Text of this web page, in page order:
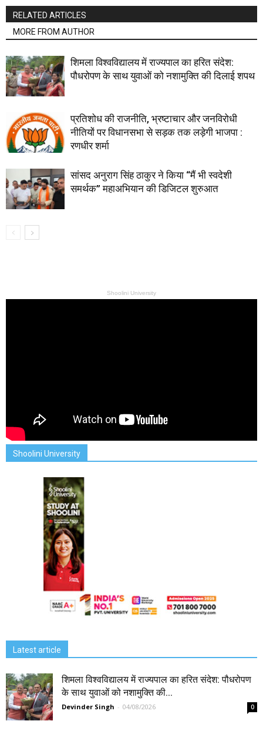
RELATED ARTICLES
MORE FROM AUTHOR
शिमला विश्वविद्यालय में राज्यपाल का हरित संदेश:
पौधरोपण के साथ युवाओं को नशामुक्ति की दिलाई शपथ
प्रतिशोध की राजनीति, भ्रष्टाचार और जनविरोधी
नीतियों पर विधानसभा से सड़क तक लड़ेगी भाजपा :
रणधीर शर्मा
सांसद अनुराग सिंह ठाकुर ने किया “मैं भी स्वदेशी
समर्थक” महाअभियान की डिजिटल शुरुआत
Shoolini University
Shoolini University
Latest article
शिमला विश्वविद्यालय में राज्यपाल का हरित संदेश: पौधरोपण
के साथ युवाओं को नशामुक्ति की...
Devinder Singh - 04/08/2026 0